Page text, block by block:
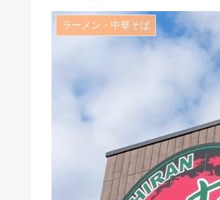
ラーメン・中華そば